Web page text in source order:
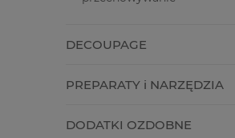
DECOUPAGE
PREPARATY i NARZĘDZIA
DODATKI OZDOBNE